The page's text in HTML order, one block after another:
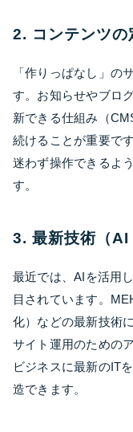
2. コンテンツの
「作りっぱなし」の
す。お知らせやブロ
新できる仕組み（
続けることが重要で
迷わず操作できるよ
す。
3. 最新技術（
最近では、AIを活用
目されています。
化）などの最新技術
サイト運用のための
ビジネスに最新のIT
造できます。